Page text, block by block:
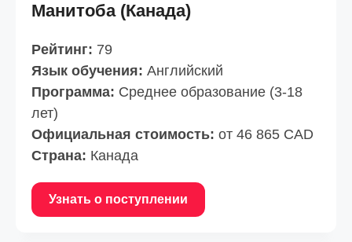
Манитоба (Канада)
Рейтинг: 79
Язык обучения: Английский
Программа: Среднее образование (3-18
лет)
Официальная стоимость: от 46 865 CAD
Страна: Канада
Узнать о поступлении